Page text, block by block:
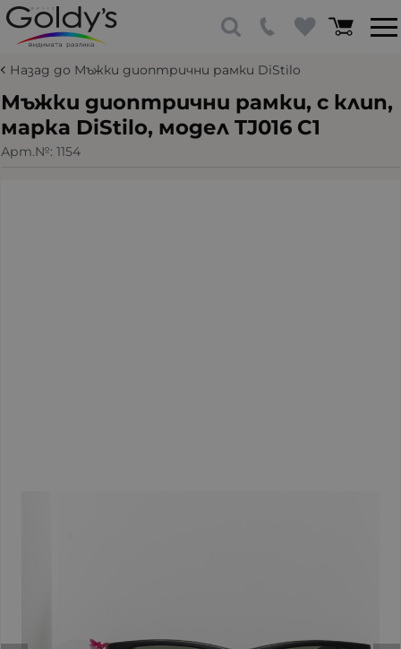
Назад до Мъжки диоптрични рамки DiStilo
Мъжки диоптрични рамки, с клип,
марка DiStilo, модел TJ016 C1
Арт.№: 1154